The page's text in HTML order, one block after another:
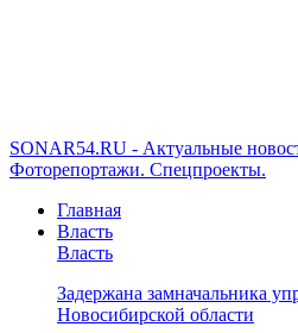
SONAR54.RU - Актуальные
Фоторепортажи. Спецпроекты.
Главная
Власть
Власть
Задержана замначальника
Новосибирской области